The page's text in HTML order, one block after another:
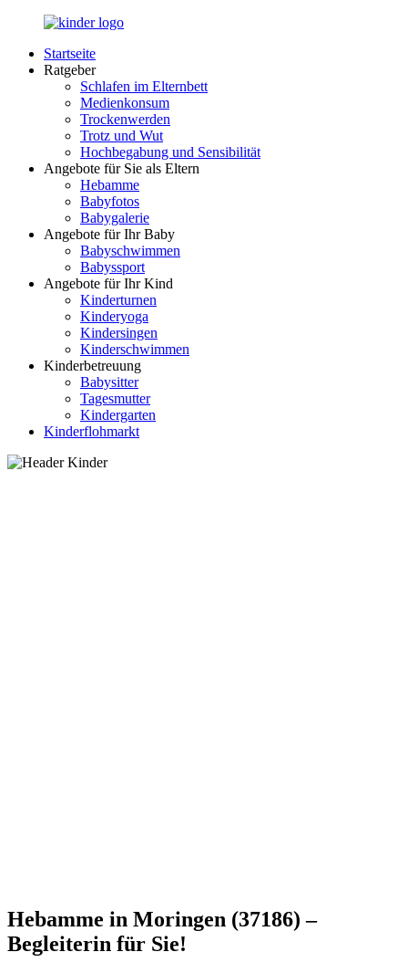
Zurück
Inhalt
LuckyKids.de
Das
Nachwuchs
Startseite
Ratgeber
Schlafen im Elternbett
Medienkonsum
Trockenwerden
Trotz und Wut
Hochbegabung und Sensibilität
Angebote für Sie als Eltern
Hebamme
Babyfotos
Babygalerie
Angebote für Ihr Baby
Babyschwimmen
Babyssport
Angebote für Ihr Kind
Kinderturnen
Kinderyoga
Kindersingen
Kinderschwimmen
Kinderbetreuung
Babysitter
Tagesmutter
Kindergarten
Kinderflohmarkt
Hebamme in Moringen (37186) –
Begleiterin für Sie!